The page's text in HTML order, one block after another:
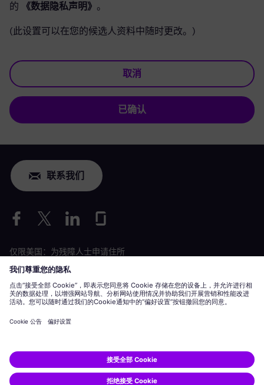
的
《数据隐私声明》 。
(此设置可以在您的候选人资料中随时更改。)
取消
已确认
联系我们
仅限美国：为残障人士申请住所
劳工情况申请
Siemens Energy 是由 Siemens AG 授权的商标。